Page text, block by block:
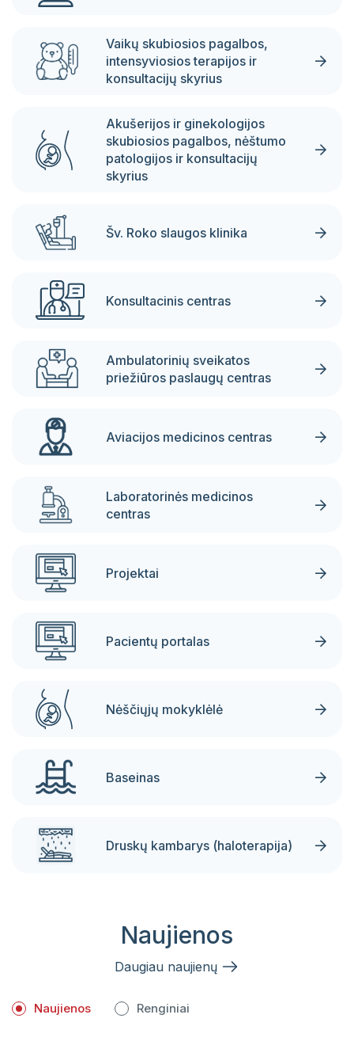
VŠĮ Vilniaus miesto klinikinės ligoninės
atsisakymo teikti asmens sveikatos priežiūros
paslaugas ir jų teikimo nutraukimo tvarkos
Gydytojai, konsultuojantys užsienio kalbomis
Sveikatos priežiūros paslaugų vertinimo
anketos
Vaikų skubiosios pagalbos,
intensyviosios terapijos ir
konsultacijų skyrius
Akušerijos ir ginekologijos
skubiosios pagalbos, nėštumo
patologijos ir konsultacijų
skyrius
Šv. Roko slaugos klinika
Konsultacinis centras
Ambulatorinių sveikatos
priežiūros paslaugų centras
Aviacijos medicinos centras
Laboratorinės medicinos
centras
Projektai
Pacientų portalas
Nėščiųjų mokyklėlė
Baseinas
Druskų kambarys (haloterapija)
Naujienos
Daugiau naujienų
Naujienos Renginiai